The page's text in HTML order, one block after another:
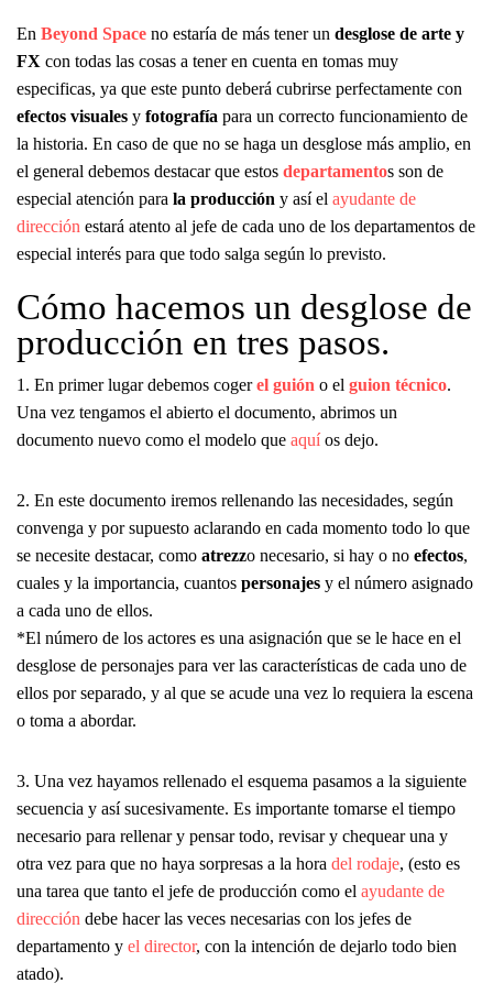
En Beyond Space no estaría de más tener un desglose de arte y
FX con todas las cosas a tener en cuenta en tomas muy
especificas, ya que este punto deberá cubrirse perfectamente con
efectos visuales y fotografía para un correcto funcionamiento de
la historia. En caso de que no se haga un desglose más amplio, en
el general debemos destacar que estos departamentos son de
especial atención para la producción y así el ayudante de
dirección estará atento al jefe de cada uno de los departamentos de
especial interés para que todo salga según lo previsto.
Cómo hacemos un desglose de
producción en tres pasos.
1. En primer lugar debemos cogerel guión o el guion técnico.
Una vez tengamos el abierto el documento, abrimos un
documento nuevo como el modelo que aquíos dejo.
2. En este documento iremos rellenando las necesidades, según
convenga y por supuesto aclarando en cada momento todo lo que
se necesite destacar, como atrezzo necesario, si hay o no efectos,
cuales y la importancia, cuantos personajes y el número asignado
a cada uno de ellos.
*El número de los actores es una asignación que se le hace en el
desglose de personajes para ver las características de cada uno de
ellos por separado, y al que se acude una vez lo requiera la escena
o toma a abordar.
3. Una vez hayamos rellenado el esquema pasamos a la siguiente
secuencia y así sucesivamente. Es importante tomarse el tiempo
necesario para rellenar y pensar todo, revisar y chequear una y
otra vez para que no haya sorpresas a la hora del rodaje, (esto es
una tarea que tanto el jefe de producción como el ayudante de
dirección debe hacer las veces necesarias con los jefes de
departamento y el director, con la intención de dejarlo todo bien
atado).